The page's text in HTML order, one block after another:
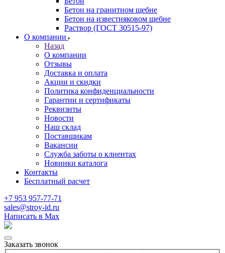
Бетон на гранитном щебне
Бетон на известняковом щебне
Раствор (ГОСТ 30515-97)
О компании
Назад
О компании
Отзывы
Доставка и оплата
Акции и скидки
Политика конфиденциальности
Гарантии и сертификаты
Реквизиты
Новости
Наш склад
Поставщикам
Вакансии
Служба заботы о клиентах
Новинки каталога
Контакты
Бесплатный расчет
+7 953 957-77-71
sales@stroy-id.ru
Написать в Max
Заказать звонок